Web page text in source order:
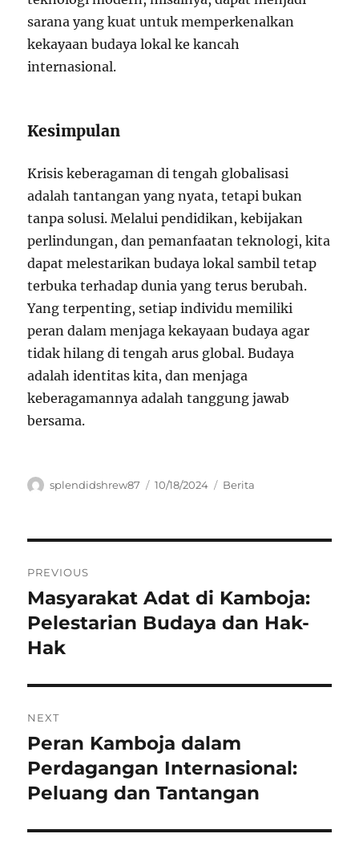
sarana yang kuat untuk memperkenalkan
kekayaan budaya lokal ke kancah
internasional.
Kesimpulan
Krisis keberagaman di tengah globalisasi
adalah tantangan yang nyata, tetapi bukan
tanpa solusi. Melalui pendidikan, kebijakan
perlindungan, dan pemanfaatan teknologi, kita
dapat melestarikan budaya lokal sambil tetap
terbuka terhadap dunia yang terus berubah.
Yang terpenting, setiap individu memiliki
peran dalam menjaga kekayaan budaya agar
tidak hilang di tengah arus global. Budaya
adalah identitas kita, dan menjaga
keberagamannya adalah tanggung jawab
bersama.
Author
splendidshrew87
Posted
10/18/2024 Categories
Berita
pos
PREVIOUS
Previous
post:
Masyarakat Adat di Kamboja:
Pelestarian Budaya dan Hak-
Hak
NEXT
Next
post:
Peran Kamboja dalam
Perdagangan Internasional:
Peluang dan Tantangan